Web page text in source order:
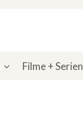
Filme + Serien